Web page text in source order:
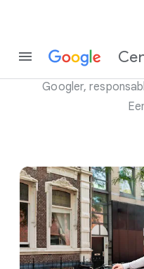
Conoce a
Googler,